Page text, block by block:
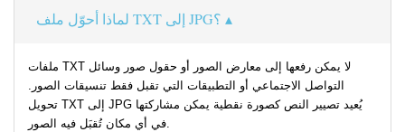
لماذا أحوّل ملف TXT إلى JPG؟
ملفات TXT لا يمكن رفعها إلى معارض الصور أو حقول صور وسائل
التواصل الاجتماعي أو التطبيقات التي تقبل فقط تنسيقات الصور.
تحويل TXT إلى JPG يُعيد تصيير النص كصورة نقطية يمكن مشاركتها
في أي مكان تُقبَل فيه الصور.